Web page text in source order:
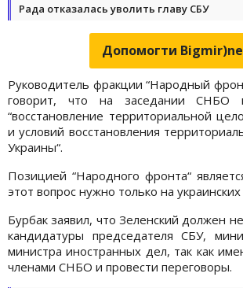
Рада отказалась уволить главу СБУ
Допомогти
Руководитель фракции “Народный
говорит, что на заседании СНБО
“восстановление территориальной
и условий восстановления
Украины“.
Позицией “Народного фронта“
этот вопрос нужно только на украинских
Бурбак заявил, что Зеленский должен
кандидатуры председателя СБУ,
министра иностранных дел, так как
членами СНБО и провести переговоры.